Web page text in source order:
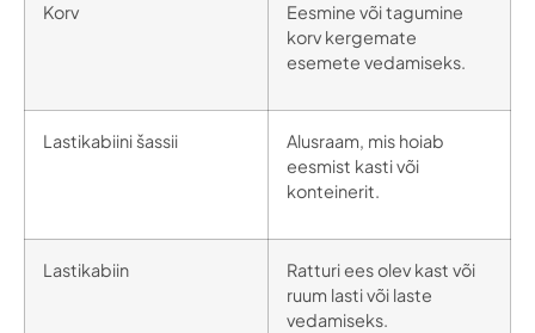
Korv
Eesmine või tagumine
korv kergemate
esemete vedamiseks.
Lastikabiini šassii
Alusraam, mis hoiab
eesmist kasti või
konteinerit.
Lastikabiin
Ratturi ees olev kast või
ruum lasti või laste
vedamiseks.